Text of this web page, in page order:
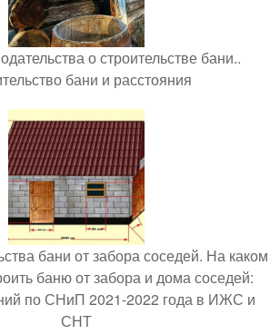
о строительстве бани..
бани и расстояния
бани от забора соседей. На каком
баню от забора и дома соседей:
по СНиП 2021-2022 года в ИЖС и
СНТ